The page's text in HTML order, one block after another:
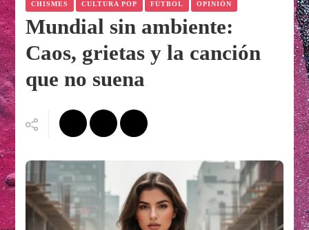
CHISMES CULTURA POP FÚTBOL OPINIÓN
Mundial sin ambiente:
Caos, grietas y la canción
que no suena